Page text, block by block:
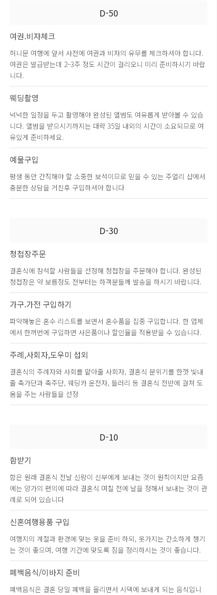
D-50
여권.비자체크
허니문 여행에 앞서 사전에 여권과 비자의 유무를 체크하셔야 합니다.
여권은 발급받는데 2~3주 정도 시간이 걸리오니 미리 준비하시기 바랍
니다.
웨딩촬영
넉넉한 일정을 두고 촬영해야 완성된 앨범도 여유롭게 받아볼 수 있습
니다. 앨범을 받으시기까지는 대략 35일 내외의 시간이 소요되므로 여
유있게 준비하세요.
예물구입
평생 동안 간직해야 할 소중한 보석이므로 믿을 수 있는 주얼리 샵에서
충분한 상담을 거친후 구입하셔야 합니다
D-30
청첩장주문
결혼식에 참석할 사람들을 선정해 청첩장을 주문해야 합니다. 완성된
청첩장은 약 보름정도 전부터는 하객분들께 발송을 하시기 바랍니다.
가구.가전 구입하기
파악해놓은 혼수 리스트를 보면서 혼수품을 집중 구입합니다. 한 업체
에서 한꺼번에 구입하면 사은품이나 할인율을 적용받을 수 있습니다.
주례,사회자,도우미 섭외
결혼식의 주례자와 사회를 맡아줄 사회자, 결혼식 분위기를 한껏 빛내
줄 축가단과 축주단, 웨딩카 운전자, 들러리 등 결혼식 전반에 걸쳐 도
움을 주는 사람들을 선정
D-10
함받기
함은 원래 결혼식 전날 신랑이 신부에게 보내는 것이 원칙이지만 요즘
에는 양가의 편의에 따라 결혼식 며칠 전에 날을 정해서 보내는 것이 관
례로 되어 있습니다
신혼여행용품 구입
여행지의 계절과 환경에 맞는 옷을 준비 하되, 옷가지는 간소하게 챙기
는 것이 좋으며, 여행 기간에 맞도록 짐을 정리하시는 것이 좋습니다.
폐백음식/이바지 준비
폐백음식은 결혼 당일 폐백을 올리면서 시댁에 보내게 되는 음식입니